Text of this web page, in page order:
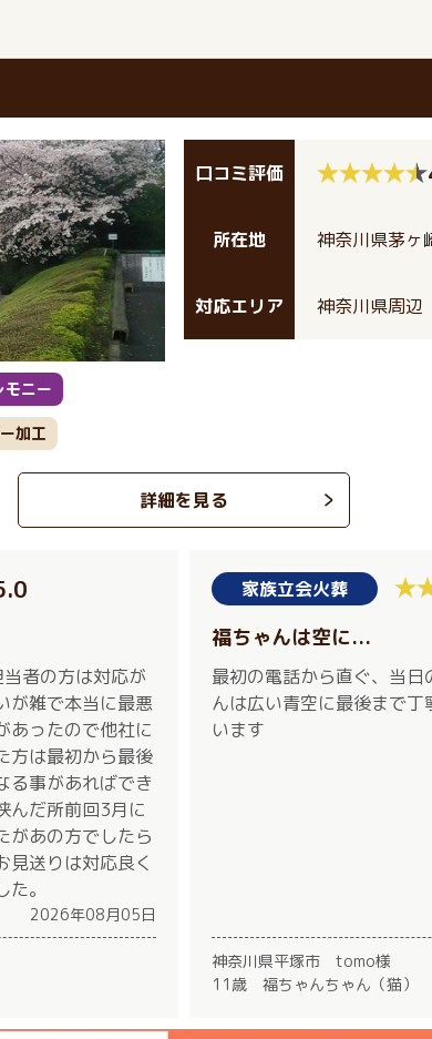
口コミ評価
所在地 神奈川県茅
対応エリア 神奈川県周辺
モニー
加工
詳細を見る
者の方は対応が
が雑で本当に最悪
あったので他社に
方は最初から最後
る事があればでき
んだ所前回3月に
があの方でしたら
見送りは対応良く
。
2026年08月05日
家族立会火葬
福ちゃんは空に...
最初の電話から直ぐ、当
んは広い青空に最後まで
います
神奈川県平塚市 tomo様
11歳 福ちゃんちゃん（猫）